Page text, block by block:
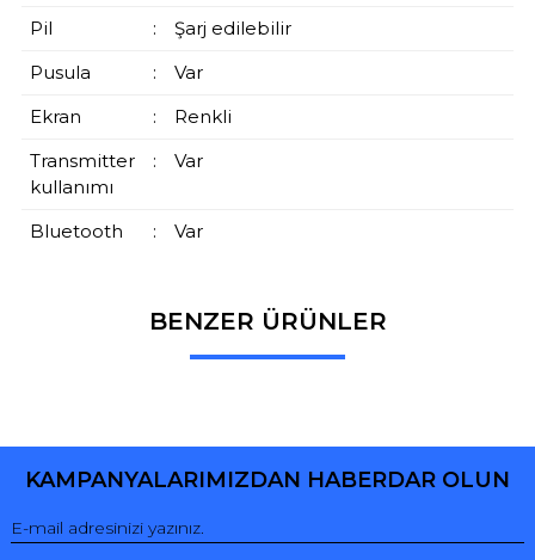
Pil
:
Şarj edilebilir
Pusula
:
Var
Ekran
:
Renkli
Transmitter
kullanımı
: Var
Bluetooth : Var
BENZER ÜRÜNLER
KAMPANYALARIMIZDAN HABERDAR OLUN